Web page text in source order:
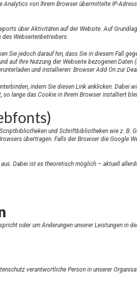
von Ihrem Browser übermittelte IP-
über Aktivitäten auf der Website. Auf
des Webseitenbetreibers.
Sie jedoch darauf hin, dass Sie in diesem Fall
auf Ihre Nutzung der Webseite bezogenen
und installieren: Browser Add On zur
indem Sie diesen Link anklicken. Dabei
lange das Cookie in Ihrem Browser installiert
und Schriftbibliotheken wie z. B.
übertragen. Falls der Browser die Google
Dabei ist es theoretisch möglich – aktuell
oder um Änderungen unserer Leistungen in
verantwortliche Person in unserer